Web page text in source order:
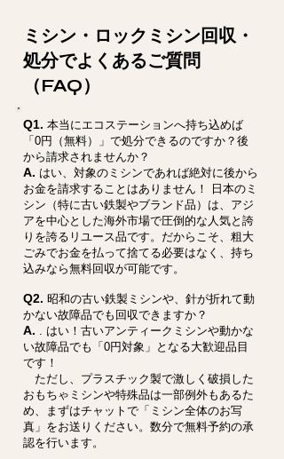
ミシン・ロックミシン回収・
処分でよくあるご質問
（FAQ）
Q1. 本当にエコステーションへ持ち込めば
「0円（無料）」で処分できるのですか？後
から請求されませんか？
A. はい、対象のミシンであれば絶対に後から
お金を請求することはありません！ 日本のミ
シン（特に古い鉄製やブランド品）は、アジ
アを中心とした海外市場で圧倒的な人気と誇
りを誇るリユース品です。だからこそ、粗大
ごみでお金を払って捨てる必要はなく、持ち
込みなら無料回収が可能です。
Q2. 昭和の古い鉄製ミシンや、針が折れて動
かない故障品でも回収できますか？
A. . はい！古いアンティークミシンや動かな
い故障品でも「0円対象」となる大歓迎品目
です！
ただし、プラスチック製で激しく破損した
おもちゃミシンや特殊品は一部例外もあるた
め、まずはチャットで「ミシン全体のお写
真」をお送りください。数分で無料予約の承
認を行います。